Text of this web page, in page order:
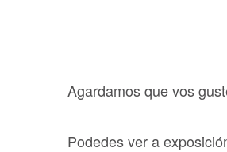
Agardamos que vos
Podedes ver a